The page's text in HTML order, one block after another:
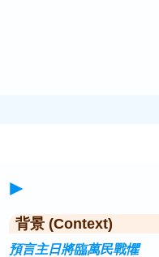
►
背景 (Context)
預言主日將臨萬民戰懼